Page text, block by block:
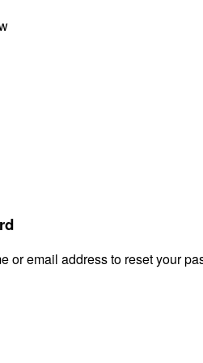
or email address to reset your